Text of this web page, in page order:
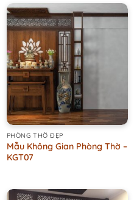
PHÒNG THỜ ĐẸP
Mẫu Không Gian Phòng Thờ –
KGT07